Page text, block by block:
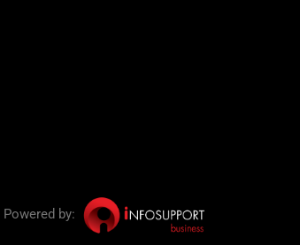
Powered by: